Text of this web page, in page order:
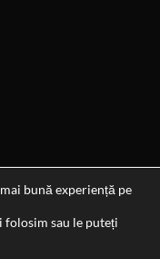
ale preturilor: 29-12-
bună experiență pe
folosim sau le puteți